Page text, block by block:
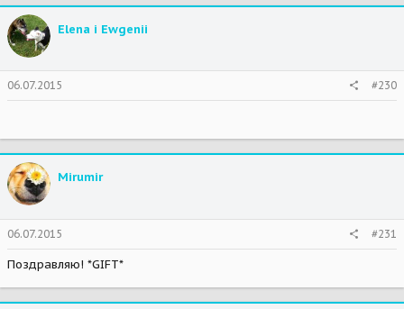
Elena i Ewgenii
06.07.2015 #230
Mirumir
06.07.2015 #231
Поздравляю! *GIFT*